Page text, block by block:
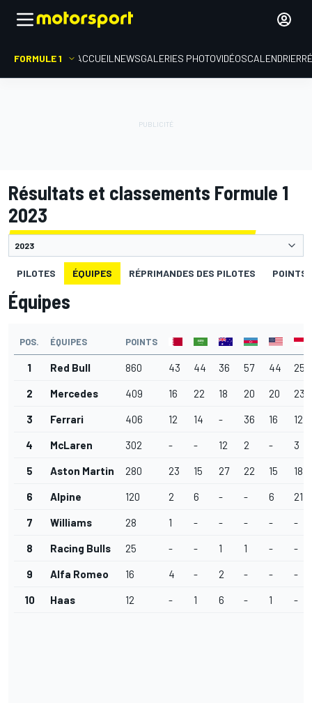
FORMULE 1 ACCUEIL NEWSGALERIES PHOTOVIDÉOSCALENDRIER
Résultats et classements Formule 1
2023
PILOTES ÉQUIPES RÉPRIMANDES DES PILOTES POINTS
Équipes
POS. ÉQUIPES POINTS
1 Red Bull 860 43 44 36 57 44 25
2 Mercedes 409 16 22 18 20 20 23
3 Ferrari 406 12 14 - 36 16 12
4 McLaren 302 - - 12 2 - 3
5 Aston Martin 280 23 15 27 22 15 18
6 Alpine 120 2 6 - - 6 21
7 Williams 28 1 - - - - -
8 Racing Bulls 25 - - 1 1 - -
9 Alfa Romeo 16 4 - 2 - - -
10 Haas 12 - 1 6 - 1 -